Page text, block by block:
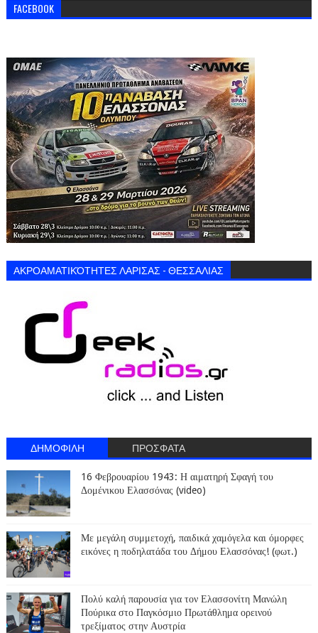
FACEBOOK
ΑΚΡΟΑΜΑΤΙΚΌΤΗΤΕΣ ΛΑΡΙΣΑΣ - ΘΕΣΣΑΛΙΑΣ
ΔΗΜΟΦΙΛΗ ΠΡΟΣΦΑΤΑ
16 Φεβρουαρίου 1943: Η αιματηρή Σφαγή του
Δομένικου Ελασσόνας (video)
Με μεγάλη συμμετοχή, παιδικά χαμόγελα και όμορφες
εικόνες η ποδηλατάδα του Δήμου Ελασσόνας! (φωτ.)
Πολύ καλή παρουσία για τον Ελασσονίτη Μανώλη
Πούρικα στο Παγκόσμιο Πρωτάθλημα ορεινού
τρεξίματος στην Αυστρία